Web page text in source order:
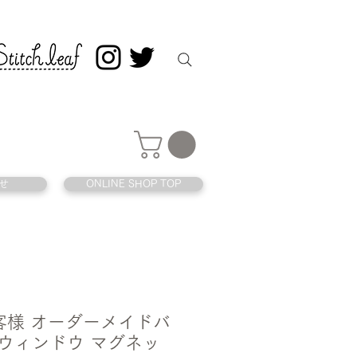
オーダーメイドバ
ィンドウ マグネッ
ONLINE SHOP TOP